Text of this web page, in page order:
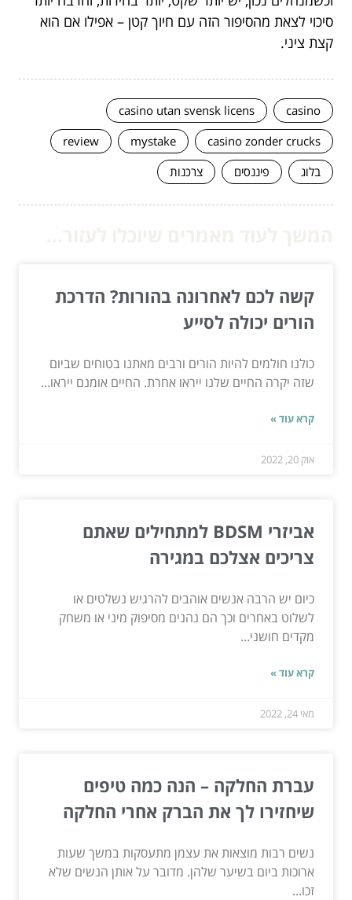
סיכוי לצאת מהסיפור הזה עם חיוך קטן – אפילו אם הוא
קצת ציני.
casino
casino utan svensk licens
casino zonder crucks
mystake
review
בלוג
פיננסים צרכנות
קשה לכם לאחרונה בהורות? הדרכת
הורים יכולה לסייע
כולנו חולמים להיות הורים ורבים מאתנו בטוחים שביום
שזה יקרה החיים שלנו ייראו אחרת. החיים אומנם ייראו...
קרא עוד »
אוק 20, 2022
אביזרי BDSM למתחילים שאתם
צריכים אצלכם במגירה
כיום יש הרבה אנשים אוהבים להרגיש נשלטים או
לשלוט באחרים וכך הם נהנים מסיפוק מיני או משחק
מקדים חושני...
קרא עוד »
מאי 24, 2022
עברת החלקה – הנה כמה טיפים
שיחזירו לך את הברק אחרי החלקה
נשים רבות מוצאות את עצמן מתעסקות במשך שעות
ארוכות ביום בשיער שלהן. מדובר על אותן הנשים שלא
זכו...